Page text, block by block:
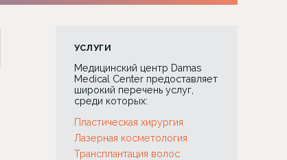
УСЛУГИ
Медицинский центр Damas
Medical Center предоставляет
широкий перечень услуг,
среди которых:
Пластическая хирургия
Лазерная косметология
Трансплантация волос